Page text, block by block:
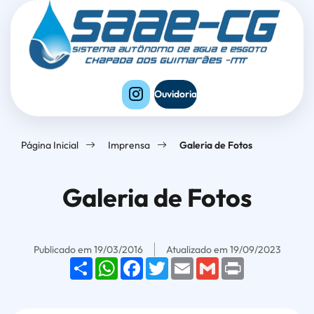
Seção
de
atalhos
de
para
conteúdo
Ir
Seção
do
menu
principal
Ouvidoria
Página Inicial Imprensa Galeria de Fotos
Galeria de Fotos
Publicado em19/03/2016 Atualizado em19/09/2023
ShareWhatsApp
Facebook
TwitterEmailGmail